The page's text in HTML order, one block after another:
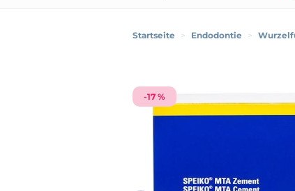
Startseite > Endodontie >
-17 %